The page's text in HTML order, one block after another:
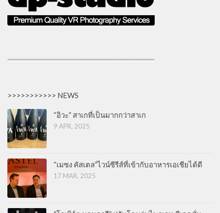
>>>>>>>>>>> NEWS
“อิวะ” สาเกที่เป็นมากกว่าสาเก
9 APR, 2025
“เมซง คัสเตล”ไวน์ซีรีส์ที่เข้ากับอาหารเอเชียได้ดี
17 MAR, 2025